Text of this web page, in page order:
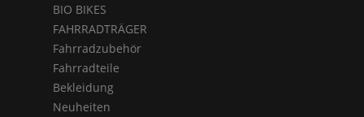
BIO BIKES
FAHRRADTRÄGER
Fahrradzubehör
Fahrradteile
Bekleidung
Neuheiten